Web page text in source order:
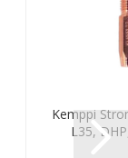
Kemppi
L35,